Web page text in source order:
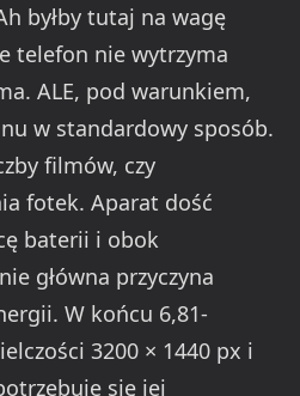
byłby tutaj na wagę
telefon nie wytrzyma
ALE, pod warunkiem,
w standardowy sposób.
filmów, czy
fotek. Aparat dość
baterii i obok
główna przyczyna
W końcu 6,81-
3200 × 1440 px i
się jej